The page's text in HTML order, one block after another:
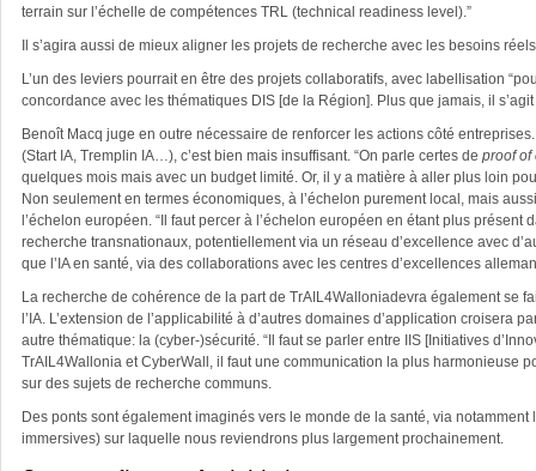
terrain sur l’échelle de compétences TRL (technical readiness level).”
Il s’agira aussi de mieux aligner les projets de recherche avec les besoins
L’un des leviers pourrait en être des projets collaboratifs, avec labellisation
concordance avec les thématiques DIS [de la Région]. Plus que jamais, il
Benoît Macq juge en outre nécessaire de renforcer les actions côté
(Start IA, Tremplin IA…), c’est bien mais insuffisant. “On parle certes de proof of
quelques mois mais avec un budget limité. Or, il y a matière à aller plus loin
Non seulement en termes économiques, à l’échelon purement local, mais
l’échelon européen. “Il faut percer à l’échelon européen en étant plus présent
recherche transnationaux, potentiellement via un réseau d’excellence avec
que l’IA en santé, via des collaborations avec les centres d’excellences
La recherche de cohérence de la part de TrAIL4Walloniadevra également se
l’IA. L’extension de l’applicabilité à d’autres domaines d’application croisera
autre thématique: la (cyber-)sécurité. “Il faut se parler entre IIS [Initiatives
TrAIL4Wallonia et CyberWall, il faut une communication la plus harmonieuse
sur des sujets de recherche communs.
Des ponts sont également imaginés vers le monde de la santé, via notamment
immersives) sur laquelle nous reviendrons plus largement prochainement.